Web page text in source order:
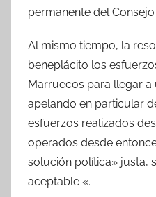
permanente del
Al mismo tiempo, la
beneplácito los
Marruecos para llegar
apelando en particular
esfuerzos realizados
operados desde
solución política» justa,
aceptable «.